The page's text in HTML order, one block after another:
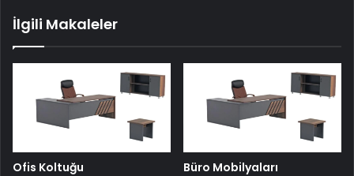
İlgili Makaleler
Ofis Koltuğu Büro Mobilyaları